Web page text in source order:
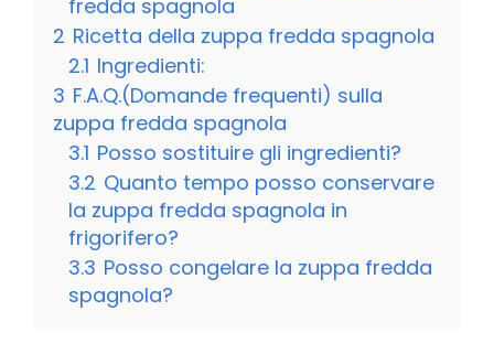
fredda spagnola
2 Ricetta della zuppa fredda spagnola
2.1 Ingredienti:
3 F.A.Q.(Domande frequenti) sulla
zuppa fredda spagnola
3.1 Posso sostituire gli ingredienti?
3.2 Quanto tempo posso conservare
la zuppa fredda spagnola in
frigorifero?
3.3 Posso congelare la zuppa fredda
spagnola?